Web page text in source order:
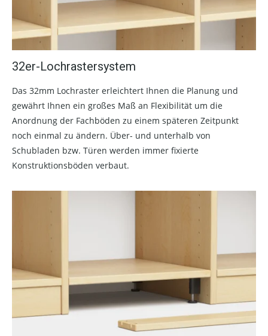
32er-Lochrastersystem
Das 32mm Lochraster erleichtert Ihnen die Planung und
gewährt Ihnen ein großes Maß an Flexibilität um die
Anordnung der Fachböden zu einem späteren Zeitpunkt
noch einmal zu ändern. Über- und unterhalb von
Schubladen bzw. Türen werden immer fixierte
Konstruktionsböden verbaut.